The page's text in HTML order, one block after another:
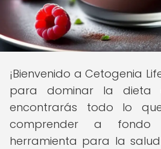
¡Bienvenido a Cetogenia
para dominar la dieta
encontrarás todo lo
comprender a fondo
herramienta para la